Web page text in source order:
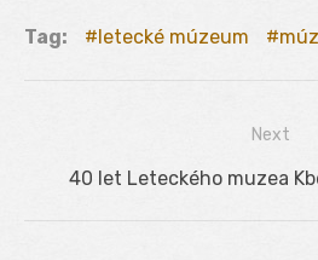
Tag: letecké múzeum
Navigácia
v
Next
Next
40 let Leteckého muzea